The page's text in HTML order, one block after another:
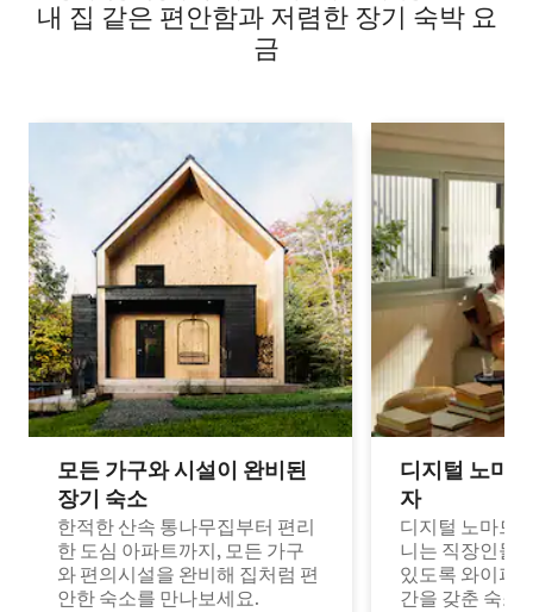
내 집 같은 편안함과 저렴한 장기 숙박 요
금
모든 가구와 시설이 완비된
장기 숙소
한적한 산속 통나무집부터 편리
한 도심 아파트까지, 모든 가구
와 편의시설을 완비해 집처럼 편
안한 숙소를 만나보세요.
디지털 노마
자
디지털 노마드
니는 직장인들
있도록 와이파
간을 갖춘 숙소